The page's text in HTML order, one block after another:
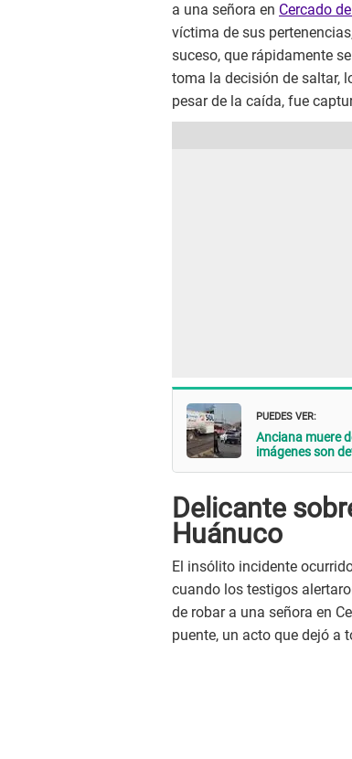
a una señora en Cercado
víctima de sus
suceso, que rápidamente
toma la decisión de saltar,
pesar de la caída, fue
PUEDES VER:
Anciana muere
imágenes son
Delicante
Huánuco
El insólito incidente
cuando los testigos
de robar a una señora en
puente, un acto que dejó a